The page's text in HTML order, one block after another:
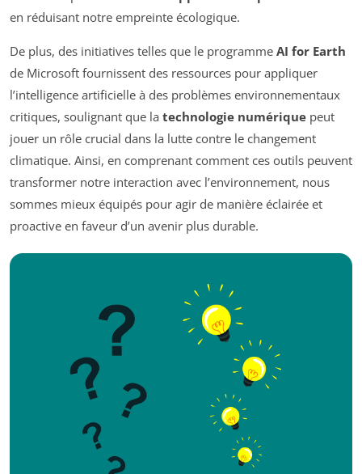
en réduisant notre empreinte écologique.
De plus, des initiatives telles que le programme AI for Earth
de Microsoft fournissent des ressources pour appliquer
l’intelligence artificielle à des problèmes environnementaux
critiques, soulignant que la technologie numérique peut
jouer un rôle crucial dans la lutte contre le changement
climatique. Ainsi, en comprenant comment ces outils peuvent
transformer notre interaction avec l’environnement, nous
sommes mieux équipés pour agir de manière éclairée et
proactive en faveur d’un avenir plus durable.